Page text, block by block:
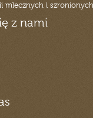
mlecznych i
z nami